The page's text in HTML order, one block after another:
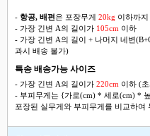
- 항공, 배편은 포장무게 20kg 이하까
- 가장 긴변 A의 길이가 105cm 이하
- 가장 긴변 A의 길이 + 나머지 네변
과시 배송 불가)
특송 배송가능 사이즈
- 가장 긴변 A의 길이가 220cm 이하 (
- 부피무게는 {가로(cm) * 세로(cm) *
포장된 실무게와 부피무게를 비교하여